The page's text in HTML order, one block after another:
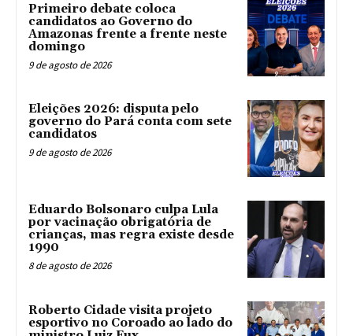
Primeiro debate coloca
candidatos ao Governo do
Amazonas frente a frente neste
domingo
9 de agosto de 2026
Eleições 2026: disputa pelo
governo do Pará conta com sete
candidatos
9 de agosto de 2026
Eduardo Bolsonaro culpa Lula
por vacinação obrigatória de
crianças, mas regra existe desde
1990
8 de agosto de 2026
Roberto Cidade visita projeto
esportivo no Coroado ao lado do